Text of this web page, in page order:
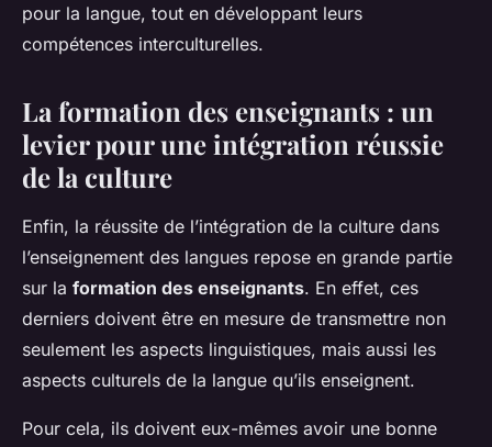
pour la langue, tout en développant leurs
compétences interculturelles.
La formation des enseignants : un
levier pour une intégration réussie
de la culture
Enfin, la réussite de l’intégration de la culture dans
l’enseignement des langues repose en grande partie
sur la formation des enseignants. En effet, ces
derniers doivent être en mesure de transmettre non
seulement les aspects linguistiques, mais aussi les
aspects culturels de la langue qu’ils enseignent.
Pour cela, ils doivent eux-mêmes avoir une bonne